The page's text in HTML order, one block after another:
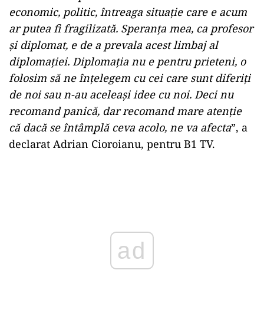
economic, politic, întreaga situație care e acum
ar putea fi fragilizată. Speranța mea, ca profesor
și diplomat, e de a prevala acest limbaj al
diplomației. Diplomația nu e pentru prieteni, o
folosim să ne înțelegem cu cei care sunt diferiți
de noi sau n-au aceleași idee cu noi. Deci nu
recomand panică, dar recomand mare atenție
că dacă se întâmplă ceva acolo, ne va afecta”, a
declarat Adrian Cioroianu, pentru B1 TV.